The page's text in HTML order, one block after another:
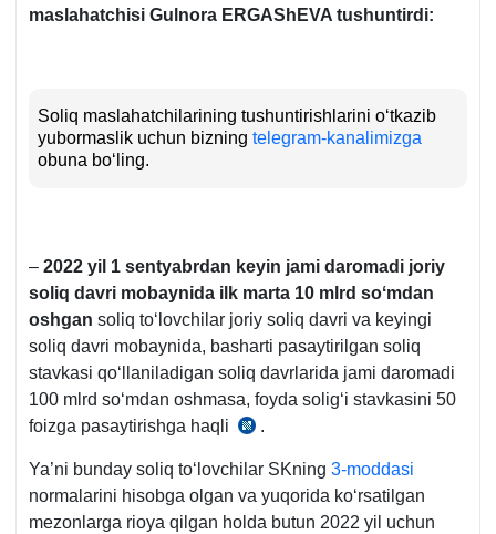
maslahatchisi Gulnora ERGAShEVA tushuntirdi:
Soliq maslahatchilarining tushuntirishlarini oʻtkazib
yubormaslik uchun bizning telegram-kanalimizga
obuna boʻling.
– 2022 yil 1 sentyabrdan keyin jami daromadi joriy
soliq davri mobaynida ilk marta 10 mlrd soʻmdan
oshgan soliq toʻlovchilar joriy soliq davri va keyingi
soliq davri mobaynida, basharti pasaytirilgan soliq
stavkasi qoʻllaniladigan soliq davrlarida jami daromadi
100 mlrd soʻmdan oshmasa, foyda soligʻi stavkasini 50
foizga pasaytirishga haqli
SK
11-
.
Ya’ni bunday soliq toʻlovchilar SKning 3-moddasi
normalarini hisobga olgan va yuqorida koʻrsatilgan
mezonlarga rioya qilgan holda butun 2022 yil uchun